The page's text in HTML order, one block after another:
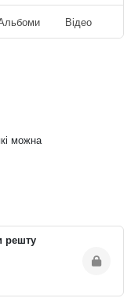
Відео
можна
решту